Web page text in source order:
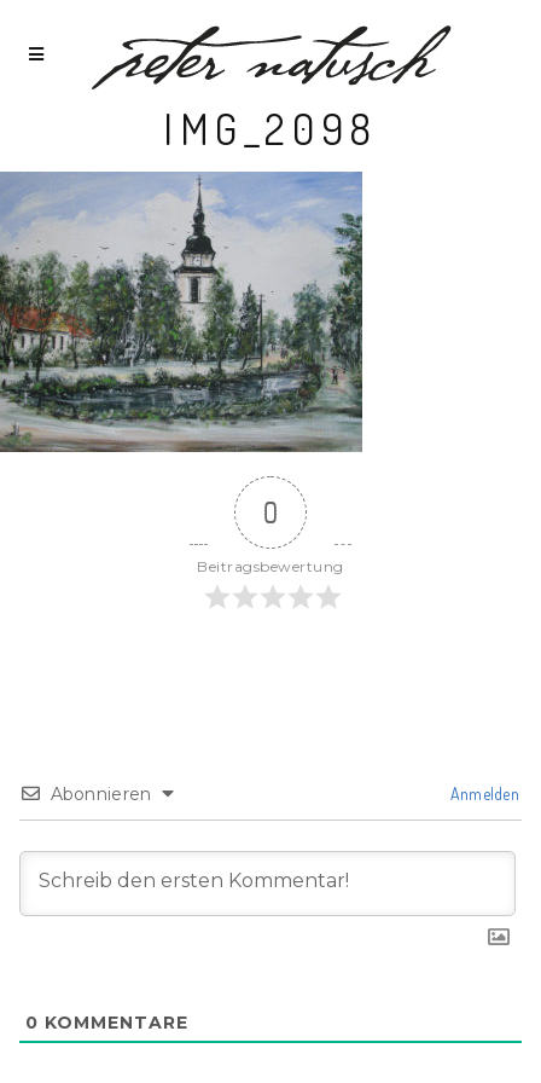
IMG_2098
0
Beitragsbewertung
Abonnieren Anmelden
0 KOMMENTARE